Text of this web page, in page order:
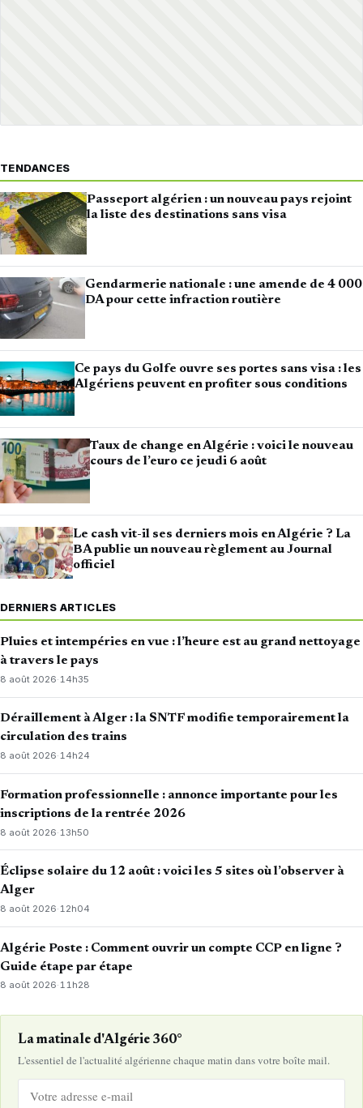
TENDANCES
Passeport algérien : un nouveau pays rejoint
la liste des destinations sans visa
Gendarmerie nationale : une amende de 4 000
DA pour cette infraction routière
Ce pays du Golfe ouvre ses portes sans visa : les
Algériens peuvent en profiter sous conditions
Taux de change en Algérie : voici le nouveau
cours de l’euro ce jeudi 6 août
Le cash vit-il ses derniers mois en Algérie ? La
BA publie un nouveau règlement au Journal
officiel
DERNIERS ARTICLES
Pluies et intempéries en vue : l’heure est au grand nettoyage
à travers le pays
8 août 2026· 14h35
Déraillement à Alger : la SNTF modifie temporairement la
circulation des trains
8 août 2026·14h24
Formation professionnelle : annonce importante pour les
inscriptions de la rentrée 2026
8 août 2026· 13h50
Éclipse solaire du 12 août : voici les 5 sites où l’observer à
Alger
8 août 2026·12h04
Algérie Poste : Comment ouvrir un compte CCP en ligne ?
Guide étape par étape
8 août 2026·11h28
La matinale d'Algérie 360°
L'essentiel de l'actualité algérienne chaque matin dans votre boîte mail.